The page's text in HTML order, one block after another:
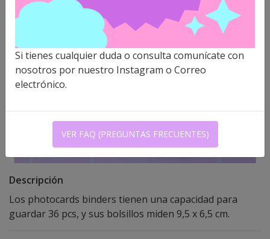
Descripción
Los photocards binders tienen una capacidad para
guardar 36 pcs, y sus bolsillos miden 9,5 x 6,5 cm.
Si tienes cualquier duda o consulta comunícate con
nosotros por nuestro Instagram o Correo
electrónico.
VER FAQ (PREGUNTAS FRECUENTES)